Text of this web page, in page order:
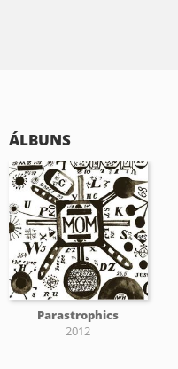
ÁLBUNS
Parastrophics
2012